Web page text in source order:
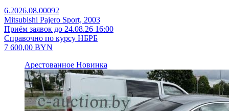
6.2026.08.00092
Mitsubishi Pajero Sport, 2003
Приём заявок до 24.08.26 16:00
Справочно по курсу НБРБ
7 600,00 BYN
Арестованное Новинка